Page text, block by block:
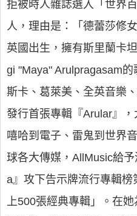
拒被時人雜誌選入「世界
人，理由是：「德蕾莎修
英國出生，擁有斯里蘭卡
gi "Maya" Arulpragasam
斯卡、葛萊美、全英音樂
發行首張專輯『Arular』
嘻哈到電子、雷鬼到世界
球各大傳媒，AllMusic給
a』攻下告示牌流行專輯
上500張經典專輯」。在